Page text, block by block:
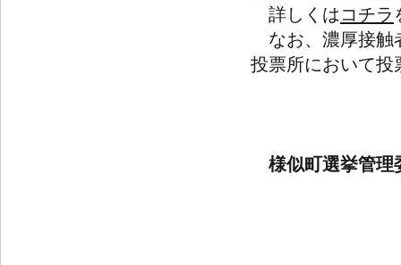
詳しくは コチラ
なお、濃厚接触
投票所において投
様似町選挙管理